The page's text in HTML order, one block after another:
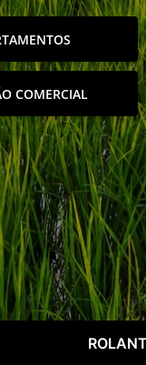
COMERCIAL